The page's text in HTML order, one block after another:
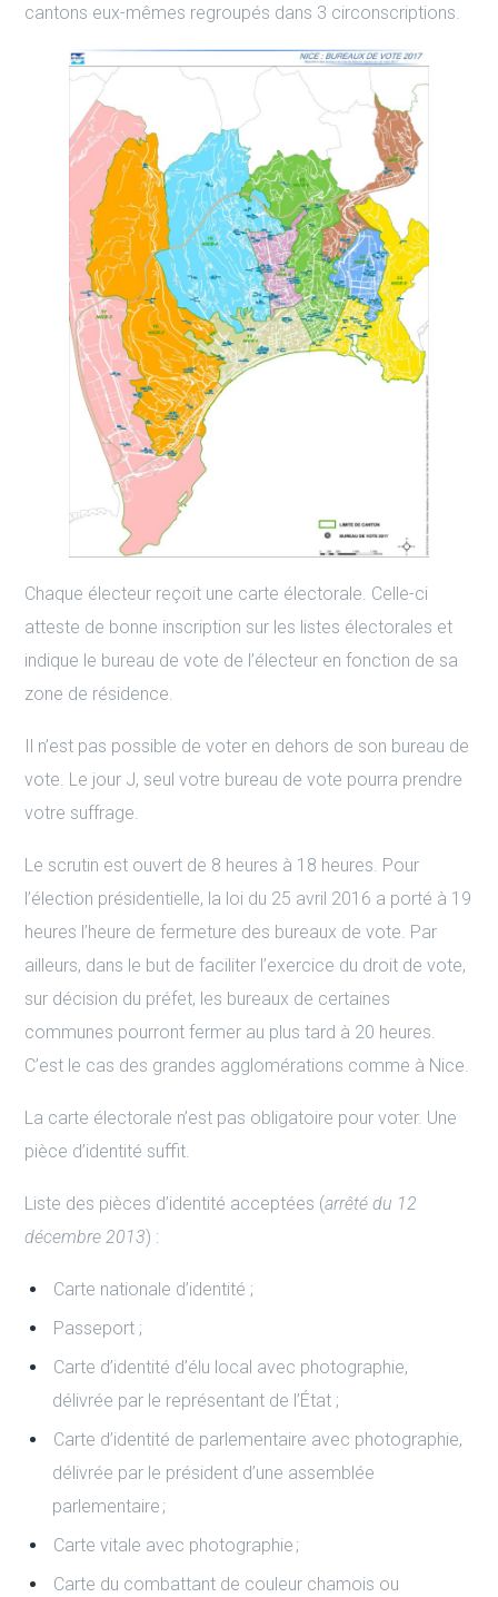
cantons eux-mêmes regroupés dans 3 circonscriptions.
Chaque électeur reçoit une carte électorale. Celle-ci
atteste de bonne inscription sur les listes électorales et
indique le bureau de vote de l’électeur en fonction de sa
zone de résidence.
Il n’est pas possible de voter en dehors de son bureau de
vote. Le jour J, seul votre bureau de vote pourra prendre
votre suffrage.
Le scrutin est ouvert de 8 heures à 18 heures. Pour
l’élection présidentielle, la loi du 25 avril 2016 a porté à 19
heures l’heure de fermeture des bureaux de vote. Par
ailleurs, dans le but de faciliter l’exercice du droit de vote,
sur décision du préfet, les bureaux de certaines
communes pourront fermer au plus tard à 20 heures.
C’est le cas des grandes agglomérations comme à Nice.
La carte électorale n’est pas obligatoire pour voter. Une
pièce d’identité suffit.
Liste des pièces d’identité acceptées (arrêté du 12
décembre 2013) :
Carte nationale d’identité ;
Passeport ;
Carte d’identité d’élu local avec photographie,
délivrée par le représentant de l’État ;
Carte d’identité de parlementaire avec photographie,
délivrée par le président d’une assemblée
parlementaire ;
Carte vitale avec photographie ;
Carte du combattant de couleur chamois ou